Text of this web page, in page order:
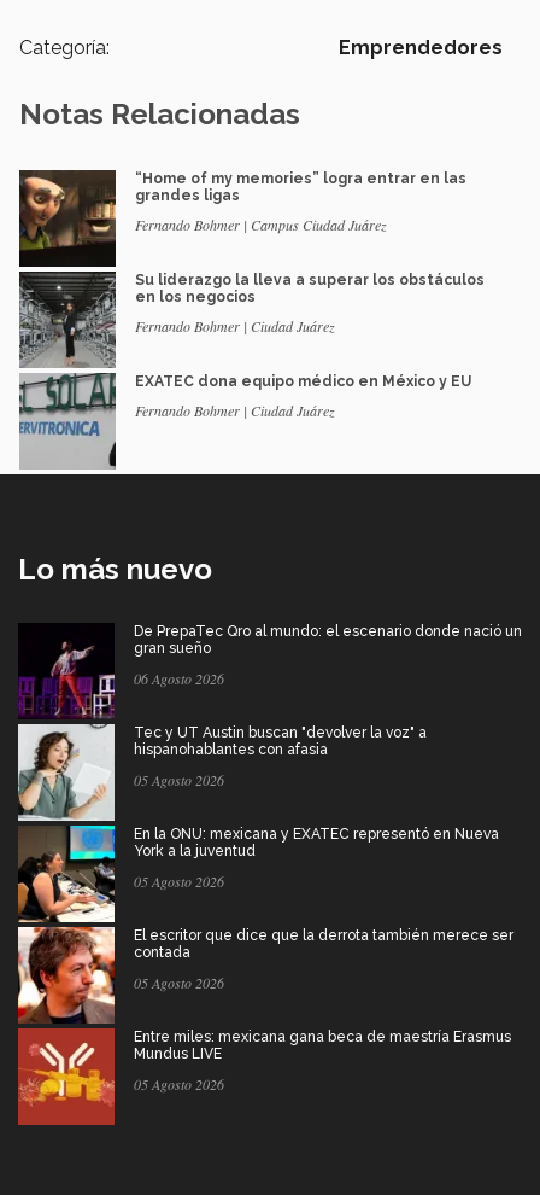
Categoría: Emprendedores
Notas Relacionadas
“Home of my memories” logra entrar en las
grandes ligas
Fernando Bohmer | Campus Ciudad Juárez
Su liderazgo la lleva a superar los obstáculos
en los negocios
Fernando Bohmer | Ciudad Juárez
EXATEC dona equipo médico en México y EU
Fernando Bohmer | Ciudad Juárez
Lo más nuevo
De PrepaTec Qro al mundo: el escenario donde nació un
gran sueño
06 Agosto 2026
Tec y UT Austin buscan "devolver la voz" a
hispanohablantes con afasia
05 Agosto 2026
En la ONU: mexicana y EXATEC representó en Nueva
York a la juventud
05 Agosto 2026
El escritor que dice que la derrota también merece ser
contada
05 Agosto 2026
Entre miles: mexicana gana beca de maestría Erasmus
Mundus LIVE
05 Agosto 2026